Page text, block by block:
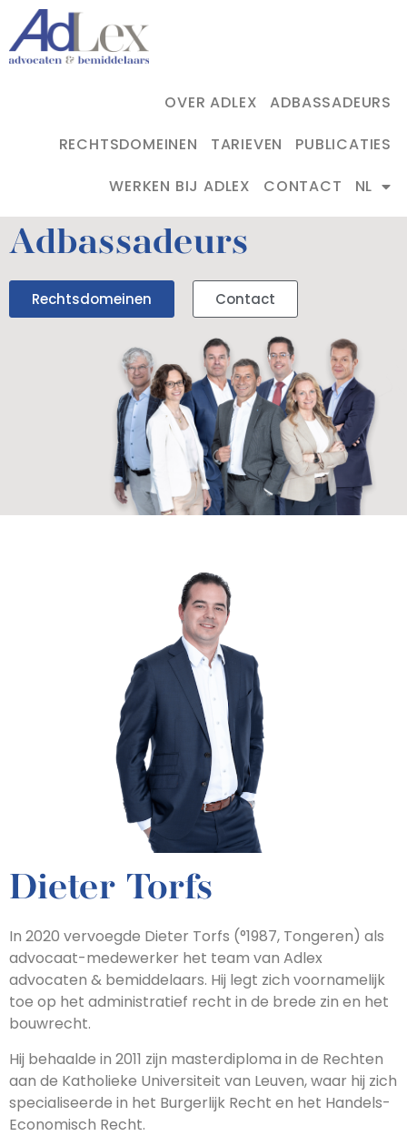
OVER ADLEX
ADBASSADEURS
RECHTSDOMEINEN
TARIEVEN
PUBLICATIES
WERKEN BIJ ADLEX
CONTACT NL
Adbassadeurs
Rechtsdomeinen Contact
Dieter Torfs
In 2020 vervoegde Dieter Torfs (°1987, Tongeren) als
advocaat-medewerker het team van Adlex
advocaten & bemiddelaars. Hij legt zich voornamelijk
toe op het administratief recht in de brede zin en het
bouwrecht.
Hij behaalde in 2011 zijn masterdiploma in de Rechten
aan de Katholieke Universiteit van Leuven, waar hij zich
specialiseerde in het Burgerlijk Recht en het Handels-
Economisch Recht.